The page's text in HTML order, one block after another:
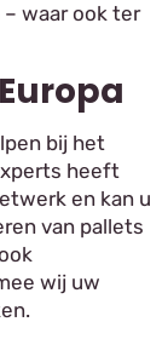
waar ook ter
bij het
heeft
en kan u
van pallets
wij uw